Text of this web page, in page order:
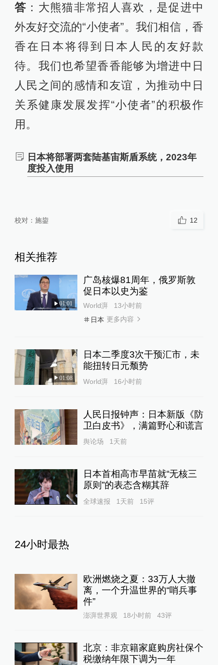
答 ：大熊猫非常招人喜欢，是促进中
外友好交流的“小使者”。我们相信，香
香在日本将得到日本人民的友好款
待。我们也希望香香能够为增进中日
人民之间的感情和友谊，为推动中日
关系健康发展发挥“小使者”的积极作
用。
日本将部署两套陆基宙斯盾系统，2023年
度投入使用
校对： 施鋆 12
相关推荐
01:01
广岛核爆81周年，俄罗斯敦
促日本以史为鉴
World湃
13小时前
日本 更多内容
01:08
日本二季度3次干预汇市，未
能扭转日元颓势
World湃 16小时前
人民日报钟声：日本新版《防
卫白皮书》，满篇野心和谎言
舆论场 1天前
日本首相高市早苗就“无核三
原则”的表态含糊其辞
全球速报 1天前 15评
24小时最热
欧洲燃烧之夏：33万人大撤
离，一个升温世界的“哨兵事
件”
澎湃世界观 18小时前 43评
北京：非京籍家庭购房社保个
税缴纳年限下调为一年